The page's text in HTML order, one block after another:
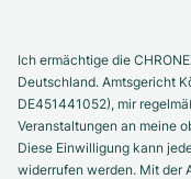
Ich ermächtige die
Deutschland. Amtsgericht
DE451441052), mir
Veranstaltungen an meine
Diese Einwilligung kann
widerrufen werden. Mit der